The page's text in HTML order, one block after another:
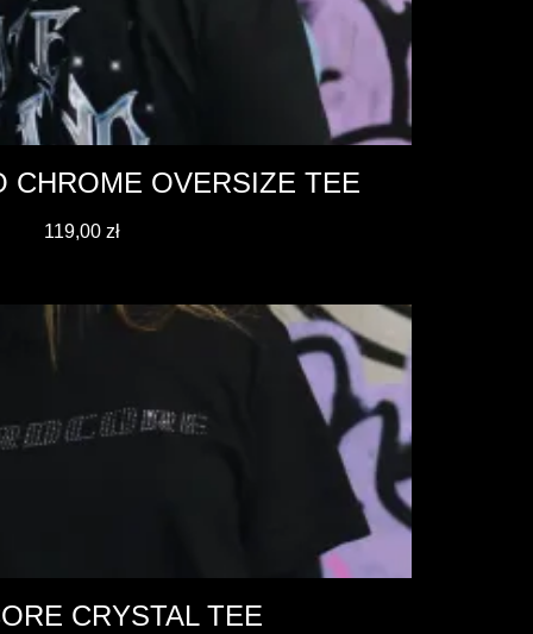
CHROME OVERSIZE TEE
119,00 zł
CRYSTAL TEE